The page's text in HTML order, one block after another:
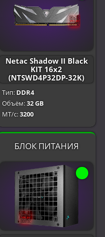
Netac Shadow II Black
KIT 16x2
(NTSWD4P32DP-32K)
Тип: DDR4
Объём:32 GB
МТ/с:3200
БЛОК ПИТАНИЯ